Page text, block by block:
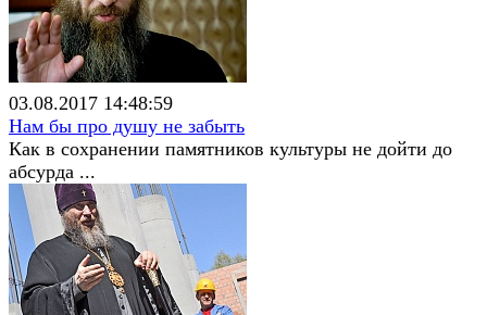
03.08.2017 14:48:59
Нам бы про душу не забыть
Как в сохранении памятников культуры не дойти до
абсурда ...